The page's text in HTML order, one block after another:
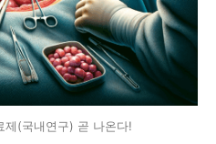
제(국내연구) 곧 나온다!